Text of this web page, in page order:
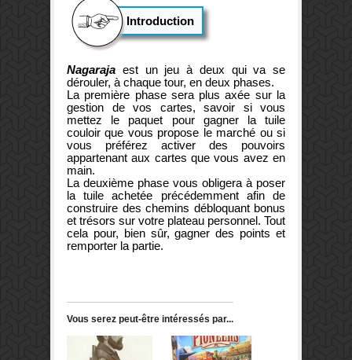
Introduction
Nagaraja est un jeu à deux qui va se
dérouler, à chaque tour, en deux phases.
La première phase sera plus axée sur la
gestion de vos cartes, savoir si vous
mettez le paquet pour gagner la tuile
couloir que vous propose le marché ou si
vous préférez activer des pouvoirs
appartenant aux cartes que vous avez en
main.
La deuxième phase vous obligera à poser
la tuile achetée précédemment afin de
construire des chemins débloquant bonus
et trésors sur votre plateau personnel. Tout
cela pour, bien sûr, gagner des points et
remporter la partie.
Vous serez peut-être intéressés par...